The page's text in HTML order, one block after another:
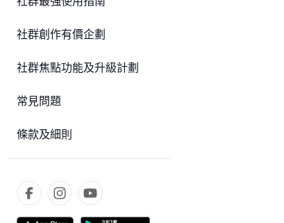
社群創作有價企劃
社群焦點功能及升級計劃
常見問題
條款及細則